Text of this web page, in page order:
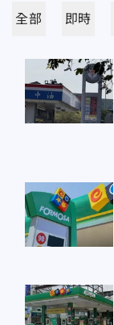
全部 即時